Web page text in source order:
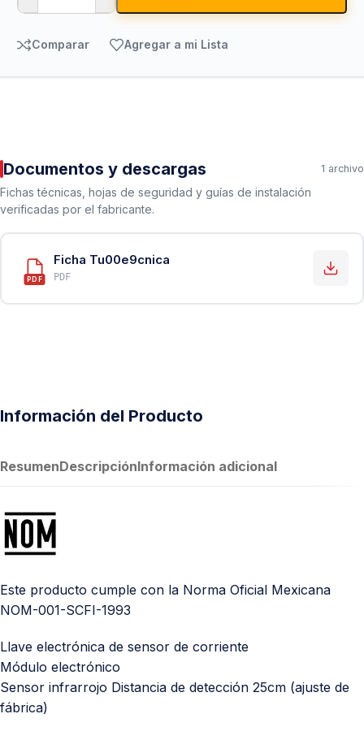
Comparar Agregar a mi Lista
Documentos y descargas 1 archivo
Fichas técnicas, hojas de seguridad y guías de instalación
verificadas por el fabricante.
PDF
Ficha Tu00e9cnica
PDF
Información del Producto
ResumenDescripciónInformación adicional
Este producto cumple con la Norma Oficial Mexicana
NOM-001-SCFI-1993
Llave electrónica de sensor de corriente
Módulo electrónico
Sensor infrarrojo Distancia de detección 25cm (ajuste de
fábrica)